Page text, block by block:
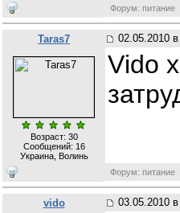
Форум: питание
Taras7 02.05.2010 в
Возраст: 30
Сообщений: 16
Украина, Волинь
Vіdо
Форум: питание
vido 03.05.2010